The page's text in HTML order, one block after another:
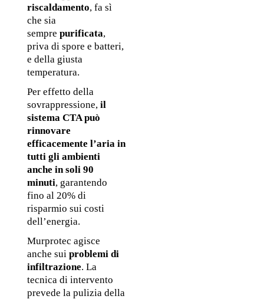
riscaldamento, fa sì
che sia
sempre purificata,
priva di spore e batteri,
e della giusta
temperatura.
Per effetto della
sovrappressione, il
sistema CTA può
rinnovare
efficacemente l’aria in
tutti gli ambienti
anche in soli 90
minuti, garantendo
fino al 20% di
risparmio sui costi
dell’energia.
Murprotec agisce
anche sui problemi di
infiltrazione. La
tecnica di intervento
prevede la pulizia della